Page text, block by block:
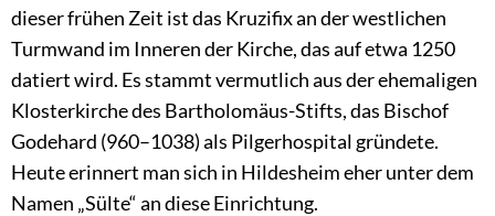
dieser frühen Zeit ist das Kruzifix an der westlichen
Turmwand im Inneren der Kirche, das auf etwa 1250
datiert wird. Es stammt vermutlich aus der ehemaligen
Klosterkirche des Bartholomäus-Stifts, das Bischof
Godehard (960–1038) als Pilgerhospital gründete.
Heute erinnert man sich in Hildesheim eher unter dem
Namen „Sülte“ an diese Einrichtung.